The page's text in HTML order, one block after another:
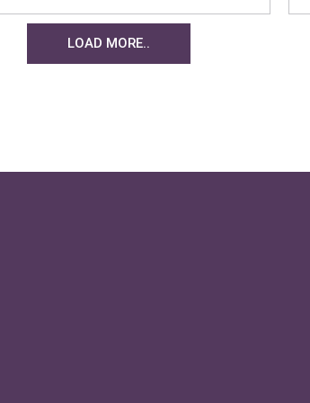
LOAD MORE..